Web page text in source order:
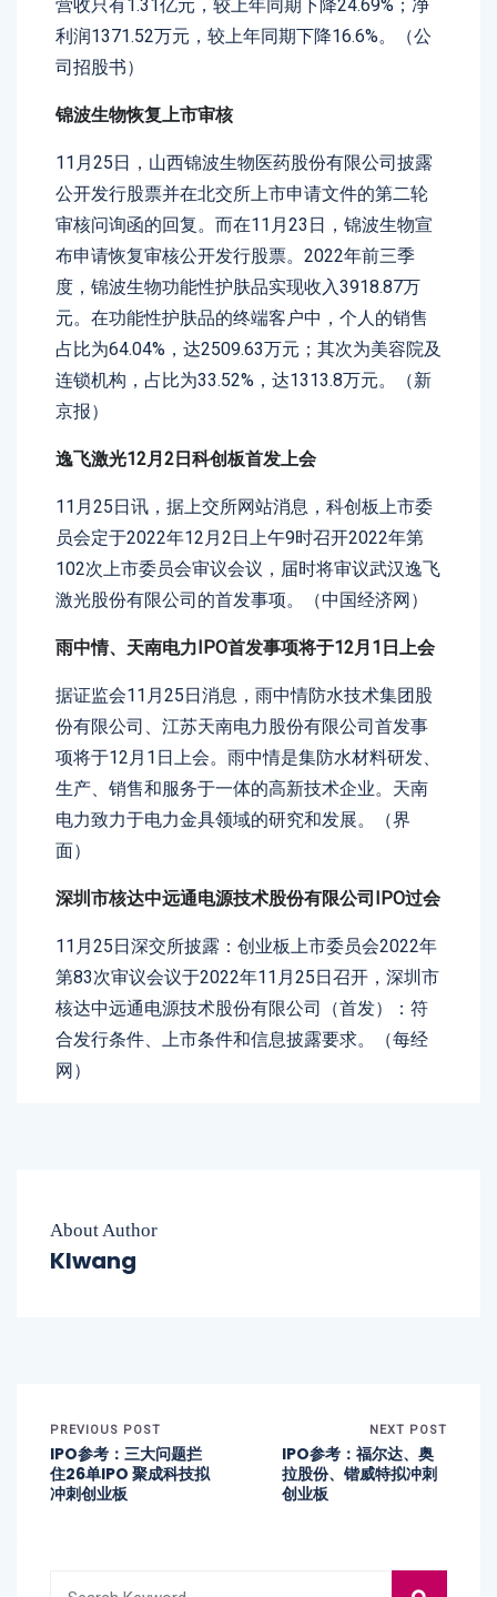
营收只有1.31亿元，较上年同期下降24.69%；净
利润1371.52万元，较上年同期下降16.6%。（公
司招股书）
锦波生物恢复上市审核
11月25日，山西锦波生物医药股份有限公司披露
公开发行股票并在北交所上市申请文件的第二轮
审核问询函的回复。而在11月23日，锦波生物宣
布申请恢复审核公开发行股票。2022年前三季
度，锦波生物功能性护肤品实现收入3918.87万
元。在功能性护肤品的终端客户中，个人的销售
占比为64.04%，达2509.63万元；其次为美容院及
连锁机构，占比为33.52%，达1313.8万元。（新
京报）
逸飞激光12月2日科创板首发上会
11月25日讯，据上交所网站消息，科创板上市委
员会定于2022年12月2日上午9时召开2022年第
102次上市委员会审议会议，届时将审议武汉逸飞
激光股份有限公司的首发事项。（中国经济网）
雨中情、天南电力IPO首发事项将于12月1日上会
据证监会11月25日消息，雨中情防水技术集团股
份有限公司、江苏天南电力股份有限公司首发事
项将于12月1日上会。雨中情是集防水材料研发、
生产、销售和服务于一体的高新技术企业。天南
电力致力于电力金具领域的研究和发展。（界
面）
深圳市核达中远通电源技术股份有限公司IPO过会
11月25日深交所披露：创业板上市委员会2022年
第83次审议会议于2022年11月25日召开，深圳市
核达中远通电源技术股份有限公司（首发）：符
合发行条件、上市条件和信息披露要求。（每经
网）
About Author
Klwang
PREVIOUS POST
IPO参考： 三大问题拦
住26单IPO 聚成科技拟
冲刺创业板
NEXT POST
IPO参考： 福尔达、奥
拉股份、锴威特拟冲刺
创业板